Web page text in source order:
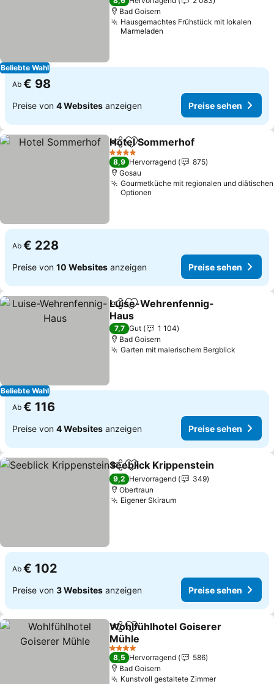
Beliebte Wahl
Bad Goisern
Hausgemachtes Frühstück mit lokalen
Marmeladen
Ab € 98
Preise von 4 Websites anzeigen Preise sehen
TeilenZu Favoriten hinzufügen
Hotel Sommerhof
4 Sterne
8,9 Hervorragend
875
Gosau
Gourmetküche mit regionalen und diätischen
Optionen
Ab € 228
Preise von 10 Websites anzeigen Preise sehen
Beliebte Wahl
TeilenZu Favoriten hinzufügen
Luise-Wehrenfennig-
Haus
7,7 Gut
1 104
Bad Goisern
Garten mit malerischem Bergblick
Ab € 116
Preise von 4 Websites anzeigen Preise sehen
TeilenZu Favoriten hinzufügen
Seeblick Krippenstein
9,2 Hervorragend
349
Obertraun
Eigener Skiraum
Ab € 102
Preise von 3 Websites anzeigen Preise sehen
TeilenZu Favoriten hinzufügen
Wohlfühlhotel Goiserer
Mühle
4 Sterne
8,5 Hervorragend
586
Bad Goisern
Kunstvoll gestaltete Zimmer